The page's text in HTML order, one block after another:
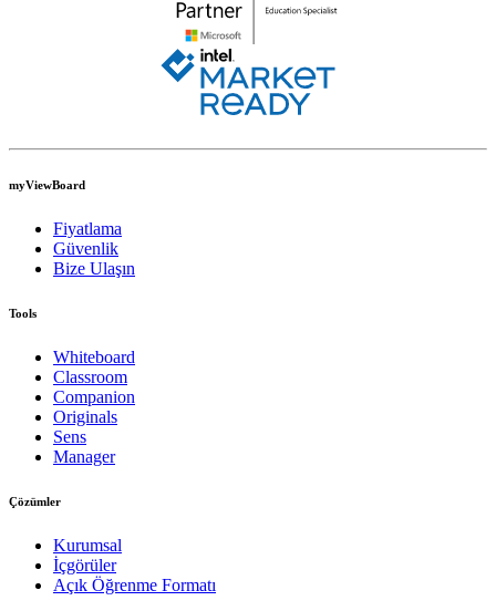
myViewBoard
Fiyatlama
Güvenlik
Bize Ulaşın
Tools
Whiteboard
Classroom
Companion
Originals
Sens
Manager
Çözümler
Kurumsal
İçgörüler
Açık Öğrenme Formatı